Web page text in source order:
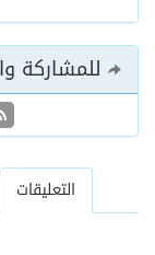
للمشاركة
التعليقات